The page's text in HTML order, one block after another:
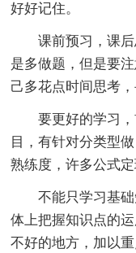
好好记住。
课前预习，课
是多做题，但是要
己多花点时间思考
要更好的学习
目，有针对分类型
熟练度，许多公式
不能只学习基
体上把握知识点的
不好的地方，加以重